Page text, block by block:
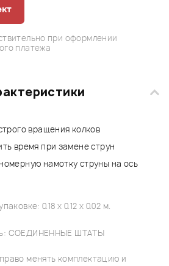
при оформлении
платежа
вращения колков
время при замене струн
намотку струны на ось
0.18 x 0.12 x 0.02 м.
СОЕДИНЕННЫЕ ШТАТЫ
менять комплектацию и